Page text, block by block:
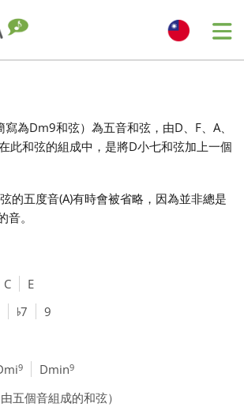
寫為Dm9和弦）為五音和弦，由D、F、A、
此和弦的組成中，是將D小七和弦加上一個
的五度音(A)有時會被省略，因為並非總是
。
C E
♭7 9
9 Dmin9
五個音組成的和弦）